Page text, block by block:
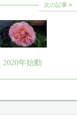
次の記事
2020年始動